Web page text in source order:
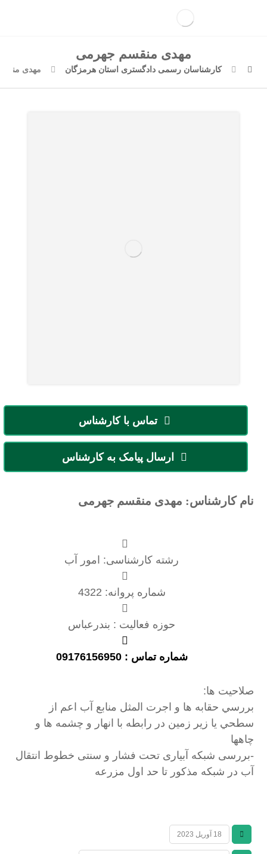
مهدی منقسم جهرمی
کارشناسان رسمی دادگستری استان هرمزگان مهدی
تماس با کارشناس
ارسال پیامک به کارشناس
نام کارشناس: مهدی منقسم جهرمی
رشته کارشناسی: امور آب
شماره پروانه: 4322
حوزه فعالیت : بندرعباس
شماره تماس : 09176156950
صلاحیت ها:
بررسي حقابه ها و اجرت المثل منابع آب اعم از
سطحي يا زير زمين در رابطه با انهار و چشمه ها و
چاهها
-بررسی شبکه آبیاری تحت فشار و سنتی خطوط انتقال
آب در شبکه مذکور تا حد اول مزرعه
18 آوریل 2023